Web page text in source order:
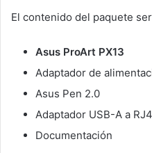
El contenido del paquete
Asus ProArt PX13
Adaptador de
Asus Pen 2.0
Adaptador USB-A a
Documentación